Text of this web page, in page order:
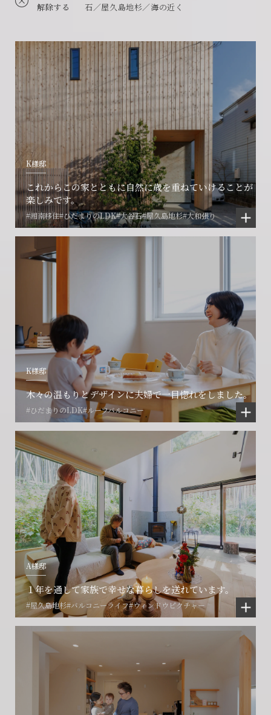
解除する 石／屋久島地杉／海の近く
K様邸
これからこの家とともに自然に歳を重ねていけることが
楽しみです。
#湘南移住#ひだまりのLDK#大谷石#屋久島地杉#大和張り
K様邸
木々の温もりとデザインに夫婦で一目惚れをしました。
#ひだまりのLDK#ルーフバルコニー
A様邸
１年を通して家族で幸せな暮らしを送れています。
#屋久島地杉#バルコニーライフ#ウィンドウピクチャー